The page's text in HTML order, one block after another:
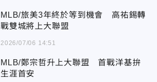
MLB/旅美3年終於等到機會 高祐錫轉
戰雙城將上大聯盟
2026/07/06 14:51
MLB/鄭宗哲升上大聯盟 首戰洋基拚
生涯首安